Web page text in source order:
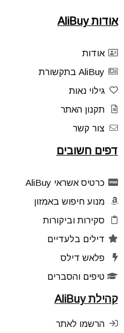
אודות AliBuy
אודות
AliBuy בתקשורת
גילוי נאות
תקנון האתר
צור קשר
דפים חשובים
כרטיס אשראי AliBuy
מנוע חיפוש באמזון
סקירות וביקורות
דילים בלעדיים
פלאש דילס
טיפים והסברים
קהילת AliBuy
הרשמו לאתר